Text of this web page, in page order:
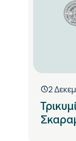
2